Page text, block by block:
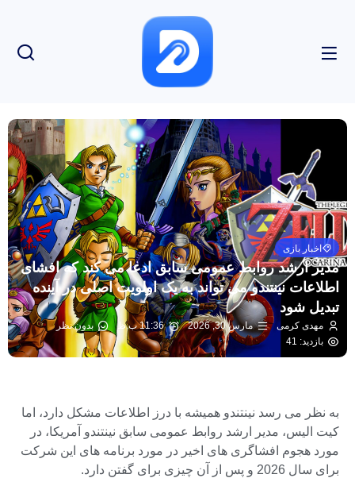
اخبار بازی
مدیر ارشد روابط عمومی سابق ادعا می کند که افشای
اطلاعات نینتندو می تواند به یک اولویت اصلی در آینده
تبدیل شود
مهدی کرمی مارس 30, 2026 11:36 ب.ظ
بدون نظر
بازدید: 41
به نظر می رسد نینتندو همیشه با درز اطلاعات مشکل دارد، اما
کیت الیس، مدیر ارشد روابط عمومی سابق نینتندو آمریکا، در
مورد هجوم افشاگری های اخیر در مورد برنامه های این شرکت
برای سال 2026 و پس از آن چیزی برای گفتن دارد.